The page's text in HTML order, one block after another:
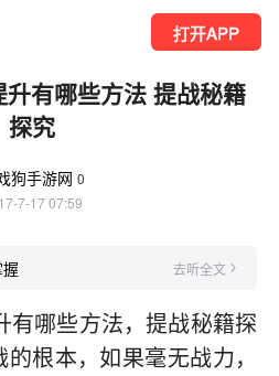
打开APP
有哪些方法 提战秘籍
探究
狗手游网 0
7-17 07:59
去听全文
有哪些方法，提战秘籍探
根本，如果毫无战力，